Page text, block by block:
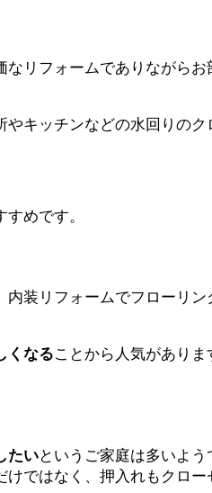
なリフォームでありながら
やキッチンなどの水回りのク
めです。
内装リフォームでフローリ
くなることから人気がありま
たいというご家庭は多いよ
ではなく、押入れもクロ